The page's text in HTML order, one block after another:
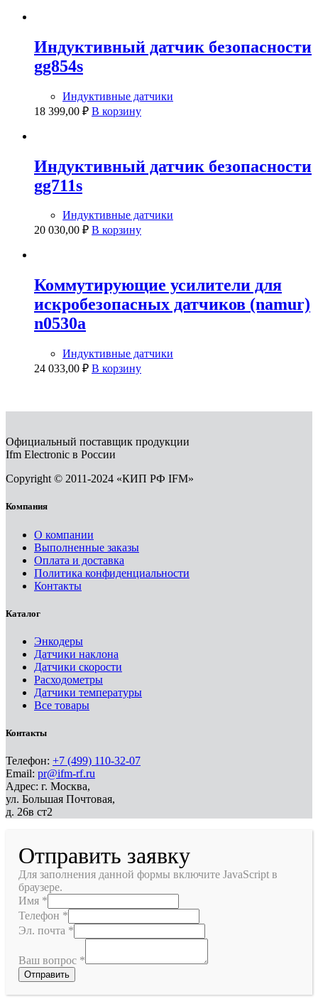
Индуктивный датчик безопасности
gg854s
Индуктивные датчики
18 399,00 ₽ В корзину
Индуктивный датчик безопасности
gg711s
Индуктивные датчики
20 030,00 ₽ В корзину
Коммутирующие усилители для
искробезопасных датчиков (namur)
n0530a
Индуктивные датчики
24 033,00 ₽ В корзину
Официальный поставщик продукции
Ifm Electronic в России
Copyright © 2011-2024 «КИП РФ IFM»
Компания
О компании
Выполненные заказы
Оплата и доставка
Политика конфиденциальности
Контакты
Каталог
Энкодеры
Датчики наклона
Датчики скорости
Расходометры
Датчики температуры
Все товары
Контакты
Телефон: +7 (499) 110-32-07
Email: pr@ifm-rf.ru
Адрес: г. Москва,
ул. Большая Почтовая,
д. 26в ст2
Отправить заявку
Для заполнения данной формы включите JavaScript в
браузере.
Имя *
Телефон *
Эл. почта *
Ваш вопрос *
Отправить